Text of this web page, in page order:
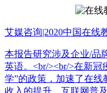
艾媒咨询|2020中国在线
本报告研究涉及企业/品
英语。<br/><br/>在新
学”的政策，加速了在